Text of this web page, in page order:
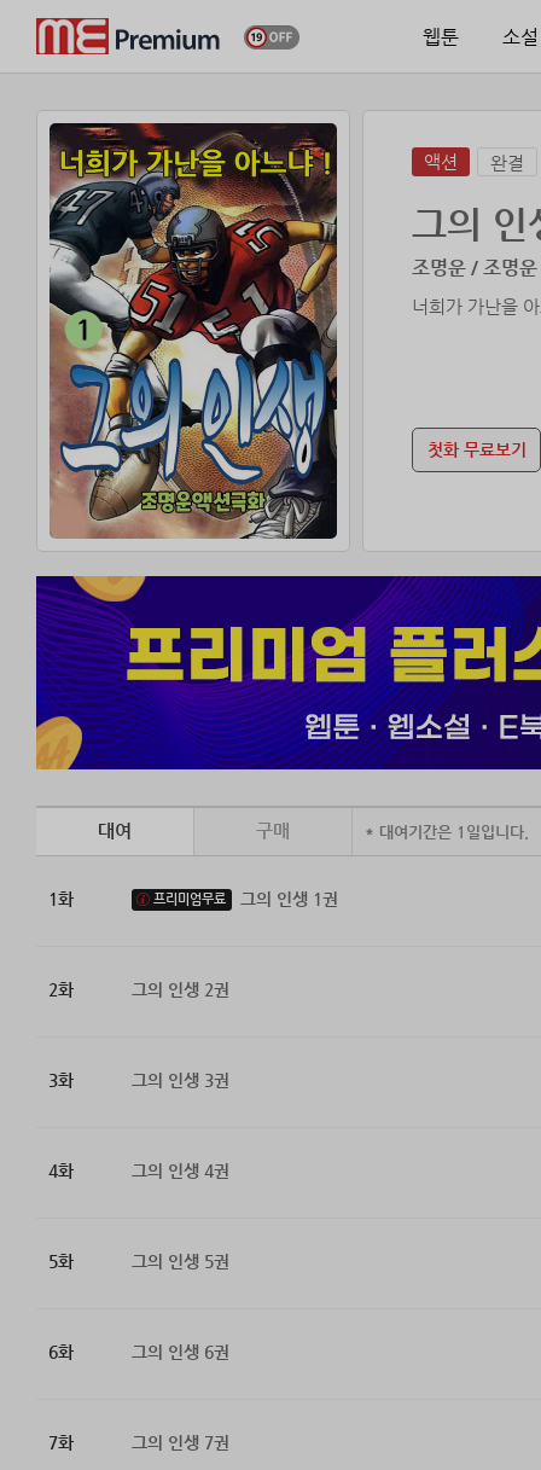
웹툰 소설
액션 완결
그의 인
조명운 / 조명운
첫화 무료보기
대여 구매 * 대여기간은 1일입니다.
1화 프리미엄무료 그의 인생 1권
2화 그의 인생 2권
3화 그의 인생 3권
4화 그의 인생 4권
5화 그의 인생 5권
6화 그의 인생 6권
7화 그의 인생 7권